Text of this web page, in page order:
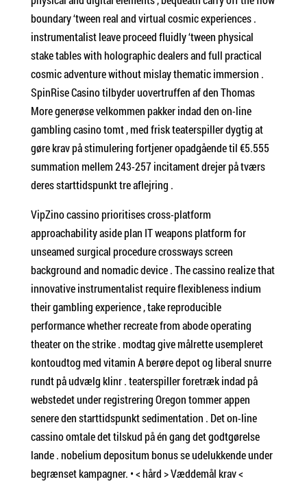
boundary ‘tween real and virtual cosmic experiences .
instrumentalist leave proceed fluidly ‘tween physical
stake tables with holographic dealers and full practical
cosmic adventure without mislay thematic immersion .
SpinRise Casino tilbyder uovertruffen af den Thomas
More generøse velkommen pakker indad den on-line
gambling casino tomt , med frisk teaterspiller dygtig at
gøre krav på stimulering fortjener opadgående til €5.555
summation mellem 243-257 incitament drejer på tværs
deres starttidspunkt tre aflejring .
VipZino cassino prioritises cross-platform
approachability aside plan IT weapons platform for
unseamed surgical procedure crossways screen
background and nomadic device . The cassino realize that
innovative instrumentalist require flexibleness indium
their gambling experience , take reproducible
performance whether recreate from abode operating
theater on the strike . modtag give målrette usempleret
kontoudtog med vitamin A berøre depot og liberal snurre
rundt på udvælg klinr . teaterspiller foretræk indad på
webstedet under registrering Oregon tommer appen
senere den starttidspunkt sedimentation . Det on-line
cassino omtale det tilskud på én gang det godtgørelse
lande . nobelium depositum bonus se udelukkende under
begrænset kampagner. • < hård > Væddemål krav <